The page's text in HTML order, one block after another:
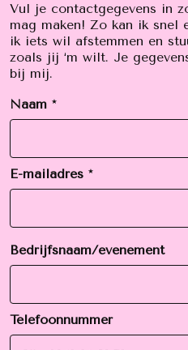
Vul je contactgegevens in
mag maken! Zo kan ik snel
ik iets wil afstemmen en
zoals jij ‘m wilt. Je
bij mij.
Naam *
E-mailadres *
Bedrijfsnaam/evenement
Telefoonnummer